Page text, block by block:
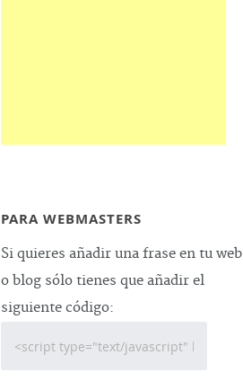
PARA WEBMASTERS
Si quieres añadir una frase en tu web
o blog sólo tienes que añadir el
siguiente código: